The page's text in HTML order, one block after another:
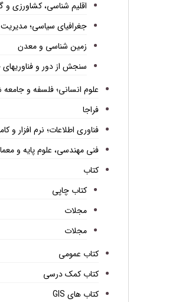
اقلیم شناسی، کشاورزی و
جغرافیای سیاسی؛
زمین شناسی و معدن
سنجش از دور و فناوریهای
علوم انسانی؛ فلسفه و
فراجا
فناوری اطلاعات؛ نرم افزار و
فنی مهندسی، علوم پایه و
کتاب
کتاب چاپی
مجلات
مجلات
کتاب عمومی
کتاب کمک درسی
کتاب های GIS